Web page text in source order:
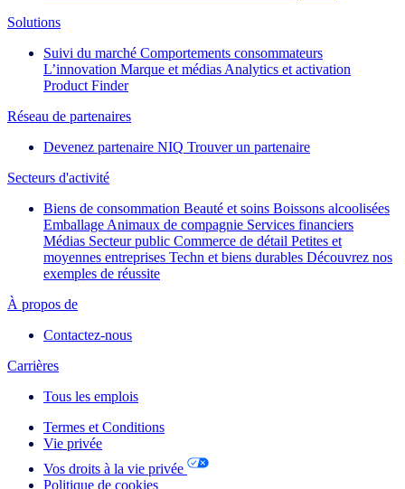
Solutions
Suivi du marché Comportements consommateurs
L’innovation Marque et médias Analytics et activation
Product Finder
Réseau de partenaires
Devenez partenaire NIQ Trouver un partenaire
Secteurs d'activité
Biens de consommation Beauté et soins Boissons alcoolisées
Emballage Animaux de compagnie Services financiers
Médias Secteur public Commerce de détail Petites et
moyennes entreprises Techn et biens durables Découvrez nos
exemples de réussite
À propos de
Contactez-nous
Carrières
Tous les emplois
Termes et Conditions
Vie privée
Vos droits à la vie privée
Politique de cookies